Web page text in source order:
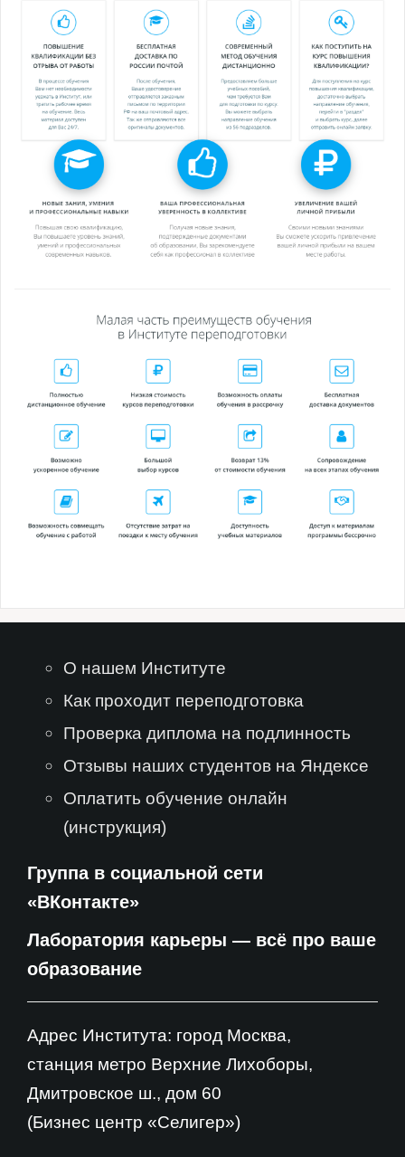
О нашем Институте
Как проходит переподготовка
Проверка диплома на подлинность
Отзывы наших студентов на Яндексе
Оплатить обучение онлайн
(инструкция)
Группа в социальной сети
«ВКонтакте»
Лаборатория карьеры — всё про ваше
образование
Адрес Института: город Москва,
станция метро Верхние Лихоборы,
Дмитровское ш., дом 60
(Бизнес центр «Селигер»)